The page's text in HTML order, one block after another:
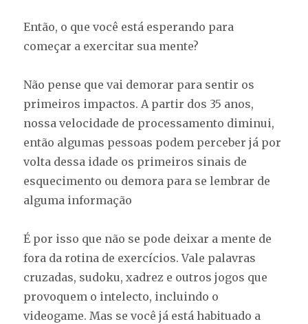
Então, o que você está esperando para
começar a exercitar sua mente?
Não pense que vai demorar para sentir os
primeiros impactos. A partir dos 35 anos,
nossa velocidade de processamento diminui,
então algumas pessoas podem perceber já por
volta dessa idade os primeiros sinais de
esquecimento ou demora para se lembrar de
alguma informação
É por isso que não se pode deixar a mente de
fora da rotina de exercícios. Vale palavras
cruzadas, sudoku, xadrez e outros jogos que
provoquem o intelecto, incluindo o
videogame. Mas se você já está habituado a